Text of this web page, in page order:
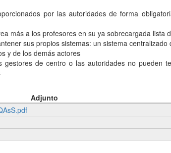
por las autoridades de forma
más a los profesores en su ya sobrecargada lista
sus propios sistemas: un sistema
y de los demás actores
de centro o las autoridades no pueden
Adjunto